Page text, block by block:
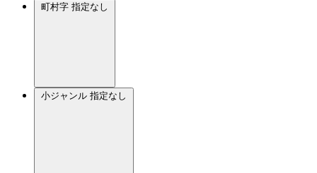
町村字 指定なし
小ジャンル 指定なし